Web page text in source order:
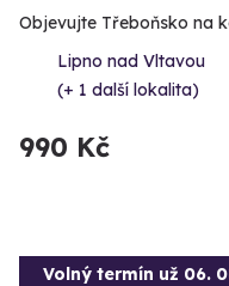
Objevujte Třeboňsko na
Lipno nad Vltavou
(+ 1 další lokalita)
990 Kč
Volný termín už 06.